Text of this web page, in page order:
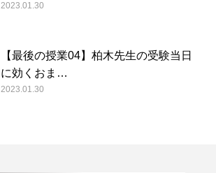
2023.01.30
【最後の授業04】柏木先生の受験当日
に効くおま…
2023.01.30